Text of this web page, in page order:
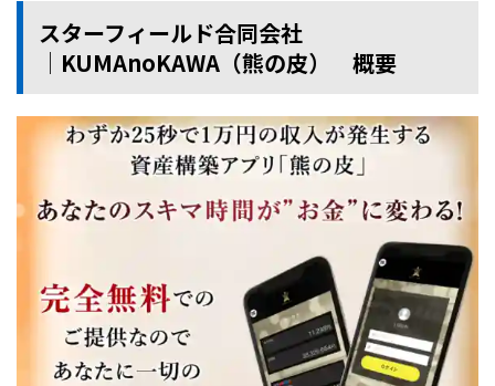
スターフィールド合同会社
│KUMAnoKAWA（熊の皮） 概要